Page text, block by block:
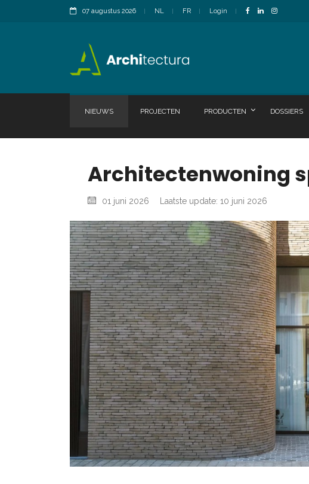
07 augustus 2026 NL FR Login
NIEUWS PROJECTEN PRODUCTEN DOSSIERS
Architectenwoning
01 juni 2026 Laatste update: 10 juni 2026